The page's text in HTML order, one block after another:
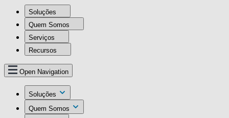
Soluções
Quem Somos
Serviços
Recursos
Open Navigation
Soluções
Quem Somos